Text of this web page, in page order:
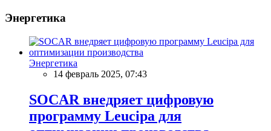
Энергетика
Энергетика
14 февраль 2025, 07:43
SOCAR внедряет цифровую
программу Leucipa для